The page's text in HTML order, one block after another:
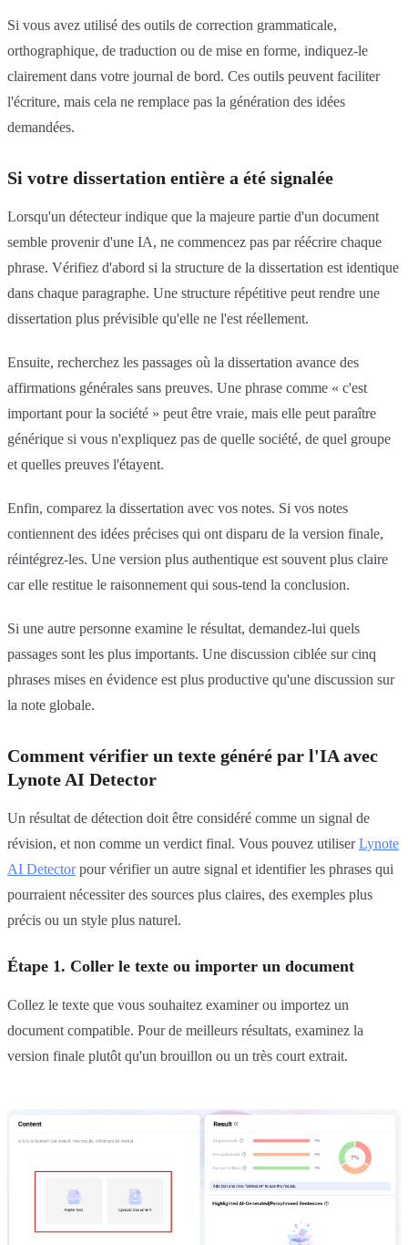
Si vous avez utilisé des outils de correction grammaticale,
orthographique, de traduction ou de mise en forme, indiquez-le
clairement dans votre journal de bord. Ces outils peuvent faciliter
l'écriture, mais cela ne remplace pas la génération des idées
demandées.
Si votre dissertation entière a été signalée
Lorsqu'un détecteur indique que la majeure partie d'un document
semble provenir d'une IA, ne commencez pas par réécrire chaque
phrase. Vérifiez d'abord si la structure de la dissertation est identique
dans chaque paragraphe. Une structure répétitive peut rendre une
dissertation plus prévisible qu'elle ne l'est réellement.
Ensuite, recherchez les passages où la dissertation avance des
affirmations générales sans preuves. Une phrase comme « c'est
important pour la société » peut être vraie, mais elle peut paraître
générique si vous n'expliquez pas de quelle société, de quel groupe
et quelles preuves l'étayent.
Enfin, comparez la dissertation avec vos notes. Si vos notes
contiennent des idées précises qui ont disparu de la version finale,
réintégrez-les. Une version plus authentique est souvent plus claire
car elle restitue le raisonnement qui sous-tend la conclusion.
Si une autre personne examine le résultat, demandez-lui quels
passages sont les plus importants. Une discussion ciblée sur cinq
phrases mises en évidence est plus productive qu'une discussion sur
la note globale.
Comment vérifier un texte généré par l'IA avec
Lynote AI Detector
Un résultat de détection doit être considéré comme un signal de
révision, et non comme un verdict final. Vous pouvez utiliserLynote
AI Detectorpour vérifier un autre signal et identifier les phrases qui
pourraient nécessiter des sources plus claires, des exemples plus
précis ou un style plus naturel.
Étape 1. Coller le texte ou importer un document
Collez le texte que vous souhaitez examiner ou importez un
document compatible. Pour de meilleurs résultats, examinez la
version finale plutôt qu'un brouillon ou un très court extrait.